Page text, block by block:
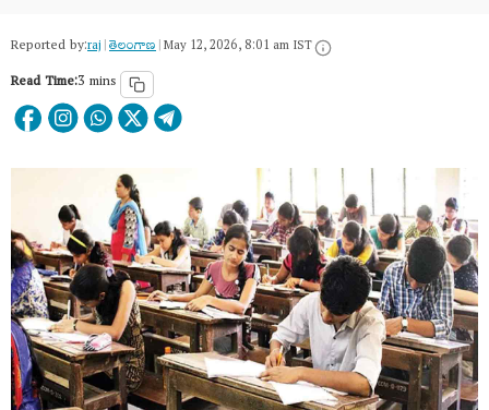
Reported by:raj|తెలంగాణ‌|May 12, 2026, 8:01 am IST
Read Time:3 mins